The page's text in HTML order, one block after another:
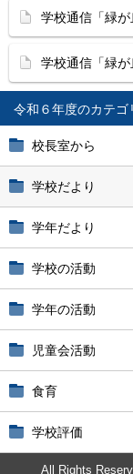
令和６年度
校長室から
学校だより
学年だより
学校の活動
学年の活動
児童会活動
食育
学校評価
学校通信「緑
学校通信「緑が
All Rights